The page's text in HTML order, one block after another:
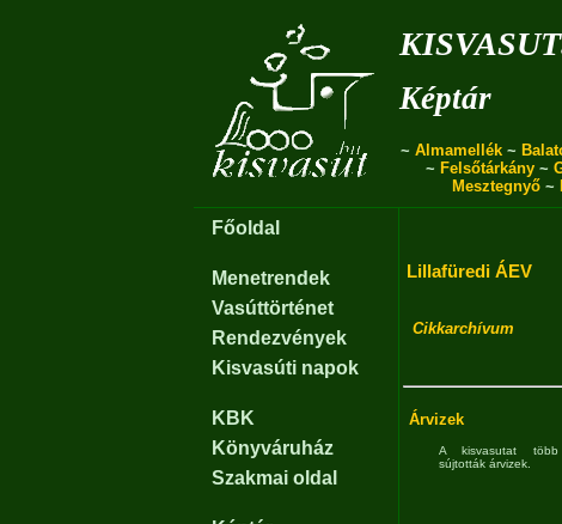
Képtár
~ Almamellék~
~ Felsőtárkány ~
Mesztegnyő~
Főoldal
Menetrendek
Vasúttörténet
Rendezvények
Kisvasúti napok
KBK
Könyváruház
Szakmai oldal
Lillafüredi ÁEV
Cikkarchívum
Árvizek
A kisvasutat
sújtották árvizek.